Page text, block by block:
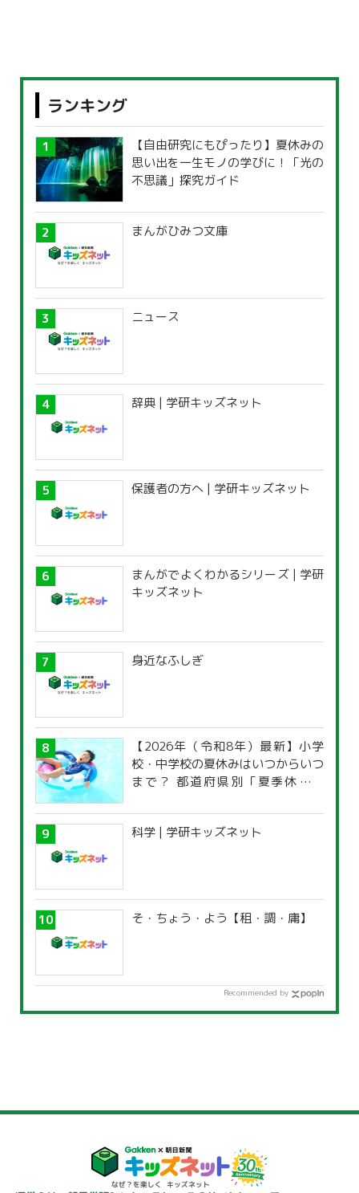
ランキング
【自由研究にもぴったり】夏休みの
思い出を一生モノの学びに！「光の
不思議」探究ガイド
まんがひみつ文庫
ニュース
辞典 | 学研キッズネット
保護者の方へ | 学研キッズネット
まんがでよくわかるシリーズ | 学研
キッズネット
身近なふしぎ
【2026年（令和8年）最新】小学
校・中学校の夏休みはいつからいつ
まで？ 都道府県別「夏季休暇一
科学 | 学研キッズネット
そ・ちょう・よう【租・調・庸】
Recommended by